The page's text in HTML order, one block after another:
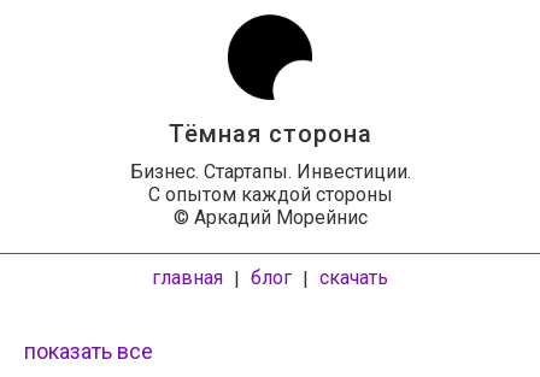
Тёмная сторона
Бизнес. Стартапы. Инвестиции.
С опытом каждой стороны
© Аркадий Морейнис
главная | блог | скачать
показать все